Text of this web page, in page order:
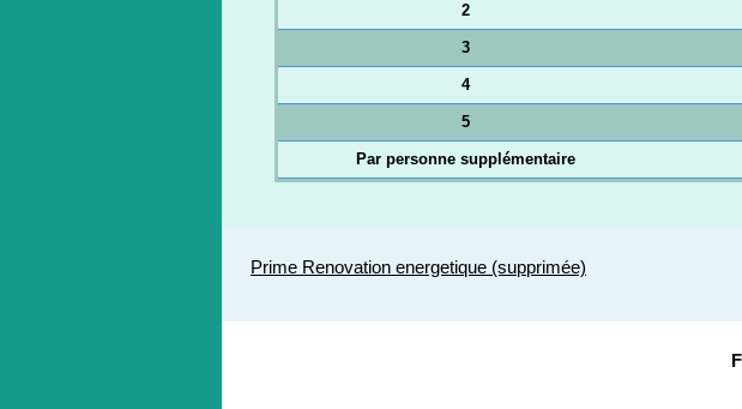
2
3
4
5
Par personne supplémentaire
Prime Renovation energetique (supprimée)